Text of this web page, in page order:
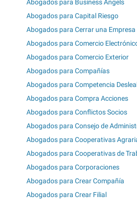
Abogados para Business Angels
Abogados para Capital Riesgo
Abogados para Cerrar una Empresa
Abogados para Comercio
Abogados para Comercio Exterior
Abogados para Compañías
Abogados para Competencia
Abogados para Compra Acciones
Abogados para Conflictos Socios
Abogados para Consejo de
Abogados para Cooperativas
Abogados para Cooperativas de
Abogados para Corporaciones
Abogados para Crear Compañía
Abogados para Crear Filial